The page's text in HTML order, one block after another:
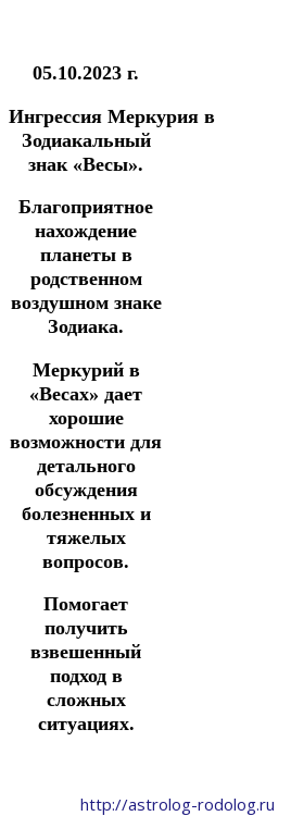
05.10.2023 г.
Ингрессия Меркурия в
Зодиакальный
знак «Весы».
Благоприятное
нахождение
планеты в
родственном
воздушном знаке
Зодиака.
Меркурий в
«Весах» дает
хорошие
возможности для
детального
обсуждения
болезненных и
тяжелых
вопросов.
Помогает
получить
взвешенный
подход в
сложных
ситуациях.
http://astrolog-rodolog.ru